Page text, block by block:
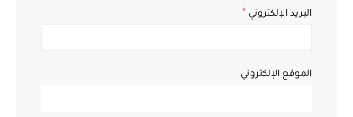
البريد الإلكتروني *
الموقع الإلكتروني